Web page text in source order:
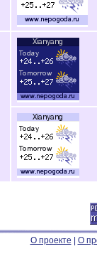
О проекте О